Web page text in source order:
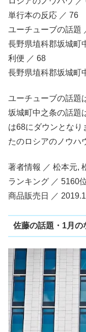
単行本の反応 ／ 76
ユーチューブの話題
長野県埴科郡坂城町
利便 ／ 68
長野県埴科郡坂城町
ユーチューブの話題
坂城町中之条の話題
は68にダウンとなり
たのロシアのノウハ
著者情報 ／ 松本元,
ランキング ／ 5160
商品販売日 ／
佐藤の話題・1月の